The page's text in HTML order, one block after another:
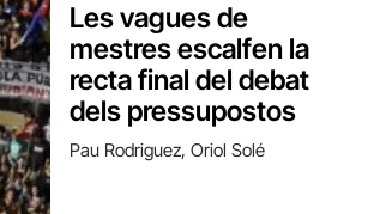
Les vagues de
mestres escalfen la
recta final del debat
dels pressupostos
Pau Rodriguez, Oriol Solé